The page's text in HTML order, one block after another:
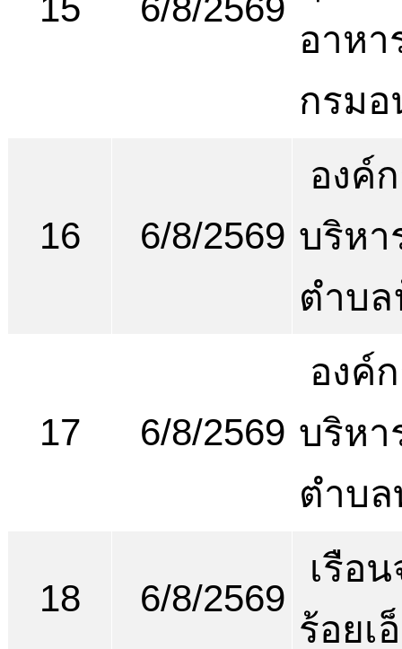
15 6/8/2569
อาหา
กรม
16 6/8/2569
องค์
บริหา
ตำบ
17 6/8/2569
องค์
บริหา
ตำบล
18 6/8/2569
เรือ
ร้อยเ